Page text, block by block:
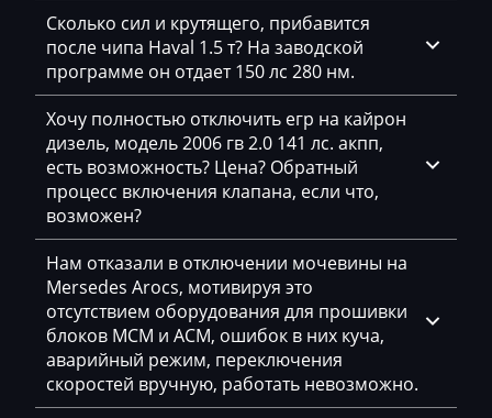
Cupra
Dacia
Daewoo
DAF
Daihatsu
Dammann
Derways
Deutz
Dewulf
Dieci
Сколько сил и крутящего, прибавится
после чипа Haval 1.5 т? На заводской
программе он отдает 150 лс 280 нм.
Хочу полностью отключить егр на кайрон
дизель, модель 2006 гв 2.0 141 лс. акпп,
есть возможность? Цена? Обратный
процесс включения клапана, если что,
возможен?
Нам отказали в отключении мочевины на
Mersedes Arocs, мотивируя это
отсутствием оборудования для прошивки
блоков MCM и ACM, ошибок в них куча,
аварийный режим, переключения
скоростей вручную, работать невозможно.